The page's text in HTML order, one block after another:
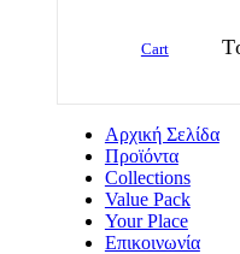
Cart
Αρχική Σελίδα
Προϊόντα
Collections
Value Pack
Your Place
Επικοινωνία